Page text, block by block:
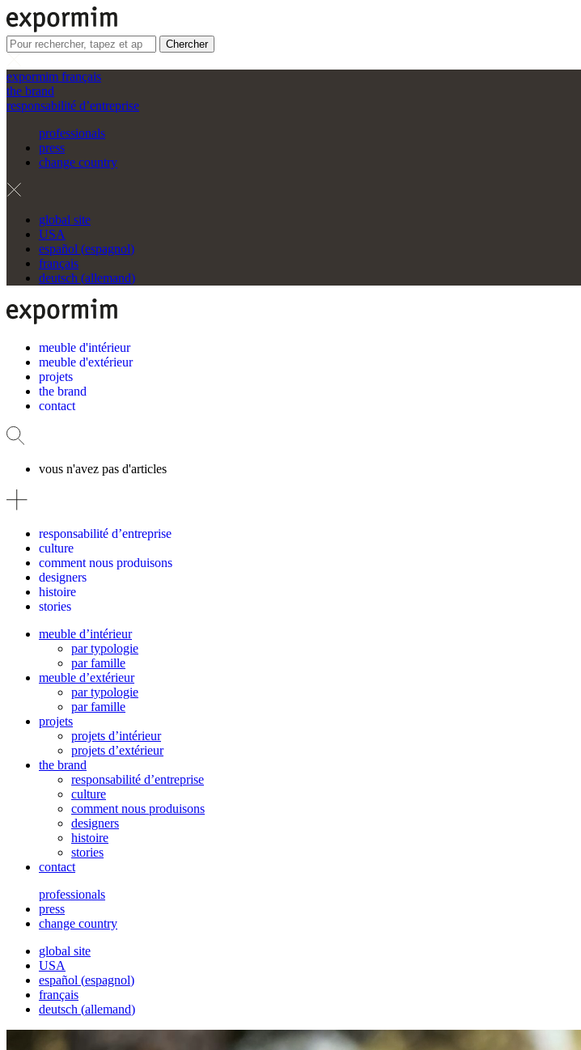
Chercher
expormim français
the brand
responsabilité d’entreprise
professionals
press
change country
global site
USA
español (espagnol)
français
deutsch (allemand)
meuble d'intérieur
meuble d'extérieur
projets
the brand
contact
vous n'avez pas d'articles
responsabilité d’entreprise
culture
comment nous produisons
designers
histoire
stories
meuble d’intérieur
par typologie
par famille
meuble d’extérieur
par typologie
par famille
projets
projets d’intérieur
projets d’extérieur
the brand
responsabilité d’entreprise
culture
comment nous produisons
designers
histoire
stories
contact
professionals
press
change country
global site
USA
español (espagnol)
français
deutsch (allemand)